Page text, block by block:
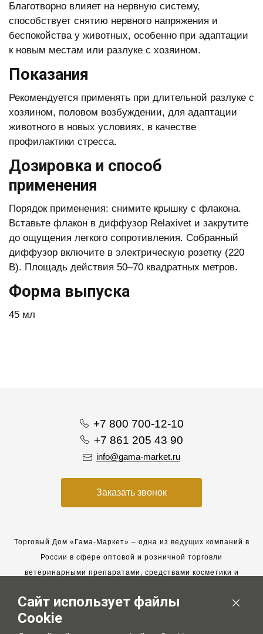
Благотворно влияет на нервную систему,
способствует снятию нервного напряжения и
беспокойства у животных, особенно при адаптации
к новым местам или разлуке с хозяином.
Показания
Рекомендуется применять при длительной разлуке с
хозяином, половом возбуждении, для адаптации
животного в новых условиях, в качестве
профилактики стресса.
Дозировка и способ
применения
Порядок применения: снимите крышку с флакона.
Вставьте флакон в диффузор Relaxivet и закрутите
до ощущения легкого сопротивления. Собранный
диффузор включите в электрическую розетку (220
В). Площадь действия 50–70 квадратных метров.
Форма выпуска
45 мл
+7 800 700-12-10
+7 861 205 43 90
info@gama-market.ru
Заказать звонок
Торговый Дом «Гама-Маркет» – одна из ведущих компаний в
России в сфере оптовой и розничной торговли
ветеринарными препаратами, средствами косметики и
Мы работаем с 2005 года. Мы приглашаем к сотрудничеству
новых клиентов и всегда рассчитываем на взаимовыгодные,
Сайт использует файлы
Cookie